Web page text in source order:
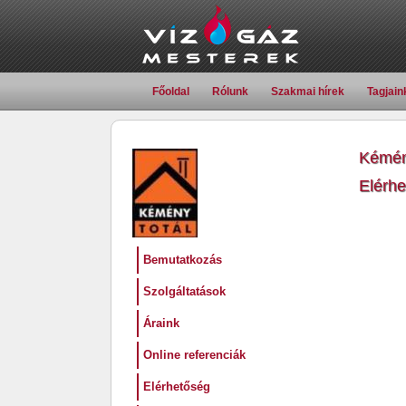
Főoldal Rólunk Szakmai hírek
Bemutatkozás
Szolgáltatások
Áraink
Online referenciák
Elérhetőség